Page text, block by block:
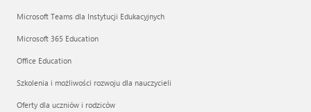
Microsoft Teams dla Instytucji Edukacyjnych
Microsoft 365 Education
Office Education
Szkolenia i możliwości rozwoju dla nauczycieli
Oferty dla uczniów i rodziców